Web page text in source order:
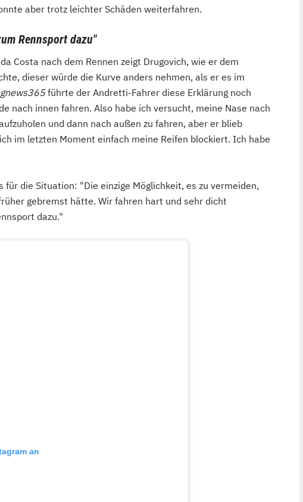
aber trotz leichter Schäden weiterfahren.
Rennsport dazu"
Costa nach dem Rennen zeigt Drugovich, wie er dem
dieser würde die Kurve anders nehmen, als er es im
führte der Andretti-Fahrer diese Erklärung noch
nach innen fahren. Also habe ich versucht, meine Nase nach
und dann nach außen zu fahren, aber er blieb
im letzten Moment einfach meine Reifen blockiert. Ich habe
für die Situation: "Die einzige Möglichkeit, es zu vermeiden,
gebremst hätte. Wir fahren hart und sehr dicht
dazu."
an